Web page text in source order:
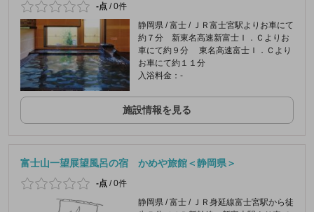
-点 /0件
静岡県 / 富士 / ＪＲ富士宮駅よりお車にて
約７分 新東名高速新富士Ｉ．Ｃよりお
車にて約９分 東名高速富士Ｉ．Ｃより
お車にて約１１分
入浴料金：-
施設情報を見る
富士山一望展望風呂の宿 かめや旅館＜静岡県＞
-点 /0件
静岡県 / 富士 / ＪＲ身延線富士宮駅から徒